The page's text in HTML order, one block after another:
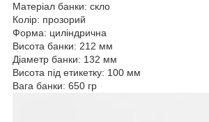
Матеріал банки: скло
Колір: прозорий
Форма: циліндрична
Висота банки: 212 мм
Діаметр банки: 132 мм
Висота під етикетку: 100 мм
Вага банки: 650 гр